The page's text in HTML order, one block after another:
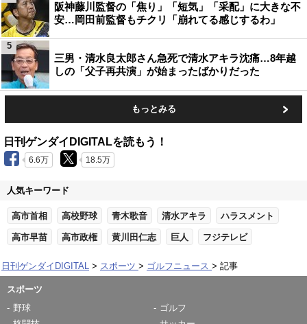
阪神藤川監督の「焦り」「短気」「采配」に大きな不
安…岡田前監督もチクリ「崩れてる感じするわ」
三男・清水良太郎さん急死で清水アキラ沈痛…8年越
しの「父子再共演」が始まったばかりだった
5
もっとみる
日刊ゲンダイDIGITALを読もう！
6.6万 18.5万
人気キーワード
高市首相 高校野球 青木歌音 清水アキラ ハラスメント
高市早苗 高市政権 黄川田仁志 巨人 フジテレビ
日刊ゲンダイDIGITAL スポーツ ゴルフニュース 記事
スポーツ
野球
ゴルフ